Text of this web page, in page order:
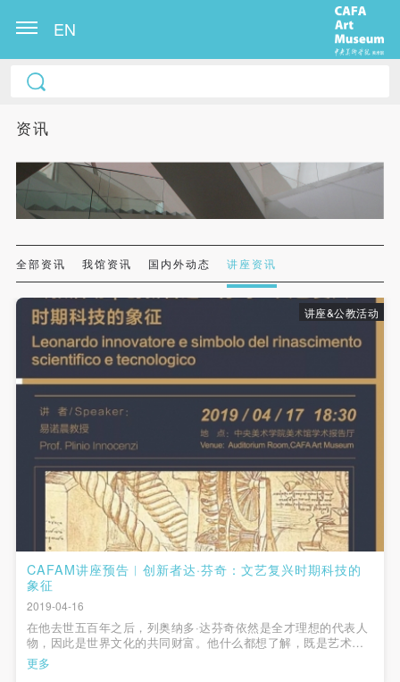
EN
资讯
全部资讯 我馆资讯 国内外动态 讲座资讯
讲座&公教活动
CAFAM讲座预告︱创新者达·芬奇：文艺复兴时期科技的
象征
2019-04-16
在他去世五百年之后，列奥纳多·达芬奇依然是全才理想的代表人
物，因此是世界文化的共同财富。他什么都想了解，既是艺术
家，又是一位工程学家和科学家，为后世留下了成百上千页各种
手稿的丰富遗产。列奥纳多又是一个特殊历史时期的著名代表，
更多
中央美术学院美术馆出版授权协议书
称“CAFAM”），愿意将本人参与中央美术学院美术馆
动）的涉及本人的图像、照片、文字、著作、活动成
果（如参与工作坊创作的作品）提交中央美术学院用
它数字媒体形式公开出版，并同意编入《中国知识资
源总库》《中央美术学院资料库》《中央美术学院美
术馆资料库》等相关资料、文献、档案机构和平台，
在中央美术学院中使用和在互联网上传播，同意按相
关“章程”规定享受相关权益。
中央美术学院美术馆活动安全免责协议书
第一条
本次活动公平公正、自愿参加与退出、风险与责任自
负的原则。但活动有风险，参加者应有必要的风险意
识。
参加本次活动者必须遵守中华人民共和国的相关法
律、法规，必须遵循道德和社会公德规范，并应该具
备以人为本、团结友爱、互相帮助和助人为乐的良好
品质。
第三条
参加本次活动人员应该是成年人（具有完全民事行为
中央美术学院美术馆出版授权协议书
称“CAFAM”），愿意将本人参与中央美术学院美术馆
动）的涉及本人的图像、照片、文字、著作、活动成
果（如参与工作坊创作的作品）提交中央美术学院用
它数字媒体形式公开出版，并同意编入《中国知识资
源总库》《中央美术学院资料库》《中央美术学院美
术馆资料库》等相关资料、文献、档案机构和平台，
在中央美术学院中使用和在互联网上传播，同意按相
关“章程”规定享受相关权益。
中央美术学院美术馆活动安全免责协议书
第一条
本次活动公平公正、自愿参加与退出、风险与责任自
负的原则。但活动有风险，参加者应有必要的风险意
识。
参加本次活动者必须遵守中华人民共和国的相关法
律、法规，必须遵循道德和社会公德规范，并应该具
备以人为本、团结友爱、互相帮助和助人为乐的良好
品质。
第三条
参加本次活动人员应该是成年人（具有完全民事行为
中央美术学院美术馆出版授权协议书
称“CAFAM”），愿意将本人参与中央美术学院美术馆
动）的涉及本人的图像、照片、文字、著作、活动成
果（如参与工作坊创作的作品）提交中央美术学院用
它数字媒体形式公开出版，并同意编入《中国知识资
源总库》《中央美术学院资料库》《中央美术学院美
术馆资料库》等相关资料、文献、档案机构和平台，
在中央美术学院中使用和在互联网上传播，同意按相
关“章程”规定享受相关权益。
中央美术学院美术馆活动安全免责协议书
第一条
本次活动公平公正、自愿参加与退出、风险与责任自
负的原则。但活动有风险，参加者应有必要的风险意
识。
参加本次活动者必须遵守中华人民共和国的相关法
律、法规，必须遵循道德和社会公德规范，并应该具
备以人为本、团结友爱、互相帮助和助人为乐的良好
品质。
第三条
参加本次活动人员应该是成年人（具有完全民事行为